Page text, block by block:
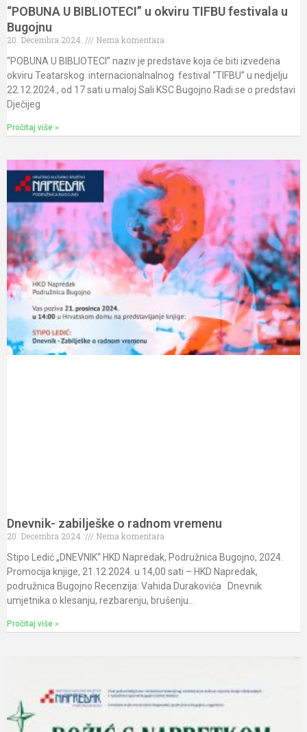
“POBUNA U BIBLIOTECI” u okviru TIFBU festivala u
Bugojnu
20. Decembra 2024.
Nema komentara
“POBUNA U BIBLIOTECI” naziv je predstave koja će biti izvedena
okviru Teatarskog internacionalnalnog festival “TIFBU” u nedjelju
22.12.2024., od 17 sati u maloj Sali KSC Bugojno.Radi se o predstavi
Dječijeg
Pročitaj više »
Dnevnik- zabilješke o radnom vremenu
20. Decembra 2024.
Nema komentara
Stipo Ledić „DNEVNIK“ HKD Napredak, Podružnica Bugojno, 2024.
Promocija knjige, 21.12.2024. u 14,00 sati – HKD Napredak,
podružnica Bugojno Recenzija: Vahida Durakovića Dnevnik
umjetnika o klesanju, rezbarenju, brušenju…
Pročitaj više »